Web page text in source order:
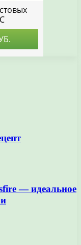
— идеальное